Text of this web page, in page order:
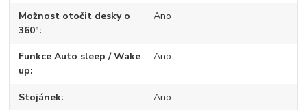
Možnost otočit desky o
360°
Ano
Funkce Auto sleep / Wake
up
Ano
Stojánek Ano